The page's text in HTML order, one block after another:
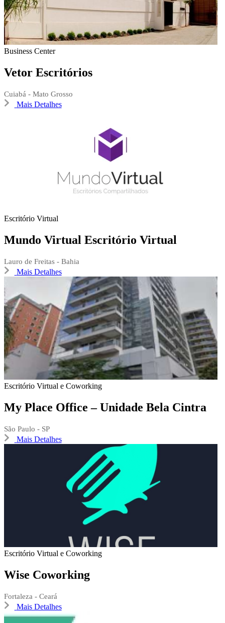
Business Center
Vetor Escritórios
Cuiabá - Mato Grosso
Mais Detalhes
Escritório Virtual
Mundo Virtual Escritório Virtual
Lauro de Freitas - Bahia
Mais Detalhes
Escritório Virtual e Coworking
My Place Office – Unidade Bela Cintra
São Paulo - SP
Mais Detalhes
Escritório Virtual e Coworking
Wise Coworking
Fortaleza - Ceará
Mais Detalhes